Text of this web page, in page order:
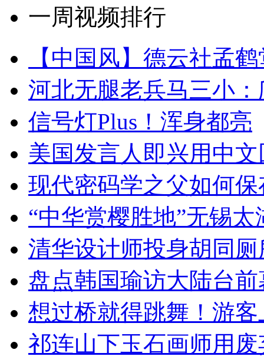
一周视频排行
【中国风】德云社孟
河北无腿老兵马三小
信号灯Plus！浑身都亮
美国发言人即兴用中
现代密码学之父如何
“中华赏樱胜地”无锡
清华设计师投身胡同
盘点韩国瑜访大陆台
想过桥就得跳舞！游客
祁连山下玉石画师用